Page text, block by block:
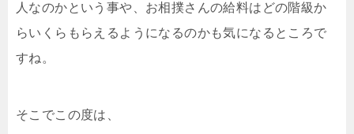
人なのかという事や、お相撲さんの給料はどの階級か
らいくらもらえるようになるのかも気になるところで
すね。
そこでこの度は、